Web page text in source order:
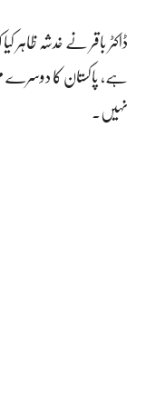
ہے، پاکستان کا دوسرے
نہیں۔